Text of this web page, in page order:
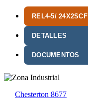
REL4-5/ 24X2SCF
DETALLES
DOCUMENTOS
Chesterton 8677